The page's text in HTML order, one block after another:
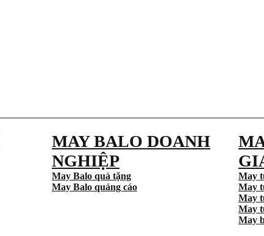
MAY BALO DOANH
NGHIỆP
May Balo quà tặng
May Balo quảng cáo
May
May
May
May
May